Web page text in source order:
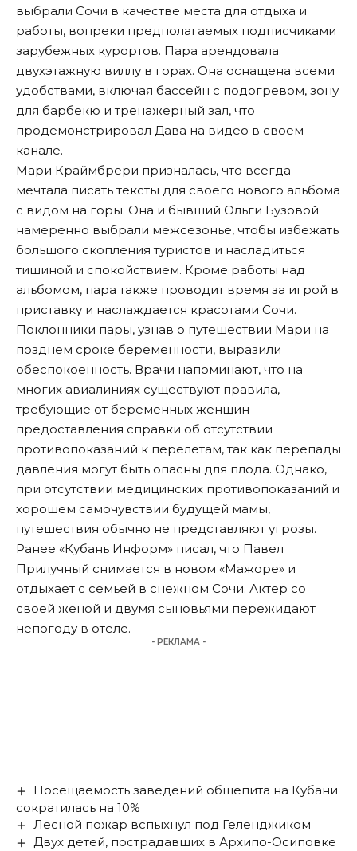
выбрали Сочи в качестве места для отдыха и
работы, вопреки предполагаемых подписчиками
зарубежных курортов. Пара арендовала
двухэтажную виллу в горах. Она оснащена всеми
удобствами, включая бассейн с подогревом, зону
для барбекю и тренажерный зал, что
продемонстрировал Дава на видео в своем
канале.
Мари Краймбрери призналась, что всегда
мечтала писать тексты для своего нового альбома
с видом на горы. Она и бывший Ольги Бузовой
намеренно выбрали межсезонье, чтобы избежать
большого скопления туристов и насладиться
тишиной и спокойствием. Кроме работы над
альбомом, пара также проводит время за игрой в
приставку и наслаждается красотами Сочи.
Поклонники пары, узнав о путешествии Мари на
позднем сроке беременности, выразили
обеспокоенность. Врачи напоминают, что на
многих авиалиниях существуют правила,
требующие от беременных женщин
предоставления справки об отсутствии
противопоказаний к перелетам, так как перепады
давления могут быть опасны для плода. Однако,
при отсутствии медицинских противопоказаний и
хорошем самочувствии будущей мамы,
путешествия обычно не представляют угрозы.
Ранее «Кубань Информ» писал, что Павел
Прилучный снимается в новом «Мажоре» и
отдыхает с семьей в снежном Сочи. Актер со
своей женой и двумя сыновьями пережидают
непогоду в отеле.
- РЕКЛАМА -
Посещаемость заведений общепита на Кубани
сократилась на 10%
Лесной пожар вспыхнул под Геленджиком
Двух детей, пострадавших в Архипо-Осиповке